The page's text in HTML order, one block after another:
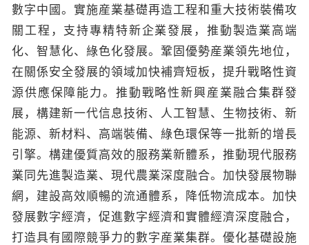
數字中國。實施産業基礎再造工程和重大技術裝備攻
關工程，支持專精特新企業發展，推動製造業高端
化、智慧化、綠色化發展。鞏固優勢産業領先地位，
在關係安全發展的領域加快補齊短板，提升戰略性資
源供應保障能力。推動戰略性新興産業融合集群發
展，構建新一代信息技術、人工智慧、生物技術、新
能源、新材料、高端裝備、綠色環保等一批新的增長
引擎。構建優質高效的服務業新體系，推動現代服務
業同先進製造業、現代農業深度融合。加快發展物聯
網，建設高效順暢的流通體系，降低物流成本。加快
發展數字經濟，促進數字經濟和實體經濟深度融合，
打造具有國際競爭力的數字産業集群。優化基礎設施